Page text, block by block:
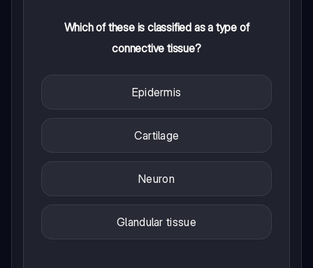
Which of these is classified as a type of
connective tissue?
Epidermis
Cartilage
Neuron
Glandular tissue